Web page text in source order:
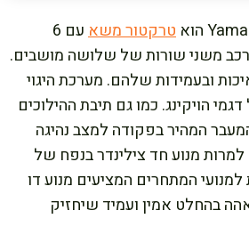
טרקטור משא
עם 6
משני שורות של שלושה מושבים.
ובעמידות שלהם. מערכת היגוי
הויקינג. כמו גם תיבת ההילוכים
המהיר בפקודה למצב נהיגה
למרות מנוע חד צילינדר בנפח של
למנועי המתחרים המציעים מנוע דו
בהחלט אמין ועמיד שיחזיק